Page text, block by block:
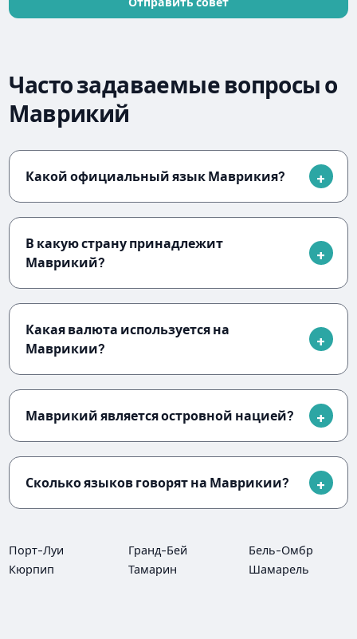
Часто задаваемые вопросы о
Маврикий
Какой официальный язык Маврикия?
В какую страну принадлежит
Маврикий?
Какая валюта используется на
Маврикии?
Маврикий является островной нацией?
Сколько языков говорят на Маврикии?
Порт-Луи Гранд-Бей
Бель-Омбр
Кюрпип
Тамарин Шамарель